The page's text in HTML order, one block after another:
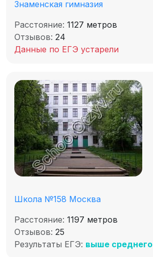
Знаменская гимназия
Расстояние: 1127 метров
Отзывов: 24
Данные по ЕГЭ устарели
Школа №158 Москва
Расстояние: 1197 метров
Отзывов: 25
Результаты ЕГЭ: выше среднего